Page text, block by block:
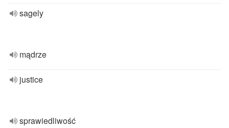
sagely
mądrze
justice
sprawiedliwość